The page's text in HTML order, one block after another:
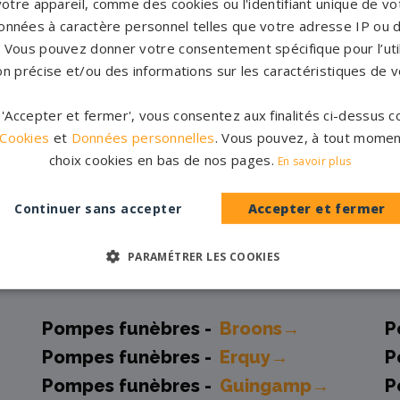
et originales
tombales en granit de
à personnaliser.
Un
partenaires partout en
notre
et marbriers
Pompes funèbres - Broons→
Pompes funèbres - Erquy→
Pompes funèbres - Guingamp→
à caractère personnel telles que votre adresse IP ou
pouvez donner votre consentement spécifique pour
précise et/ou des informations sur les caractéristiques de
'Accepter et fermer', vous consentez aux finalités ci-dessus
et Données personnelles. Vous pouvez, à tout
choix cookies en bas de nos pages. En savoir plus
Accepter et fermer
Continuer sans accepter
PARAMÉTRER LES COOKIES